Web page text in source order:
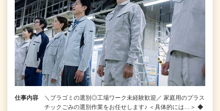
仕事内容
＼プラゴミの選別◎工場ワーク未経験歓迎／ 家庭用のプラス
チックごみの選別作業をお任せします♪ ＜具体的には…＞ ◆